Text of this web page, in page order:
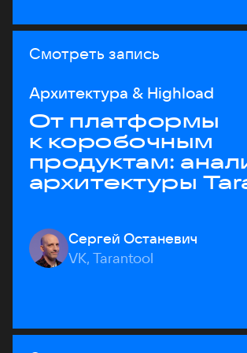
Смотреть запись
Архитектура & Highload
От платформы
к коробочным
продуктам:
архитектуры
Сергей Останевич
VK, Tarantool